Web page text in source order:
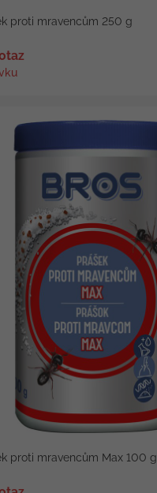
proti mravencům 250 g
proti mravencům Max 100 g